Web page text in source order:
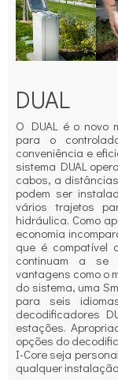
DUAL
O DUAL é o novo
para o
conveniência e
sistema DUAL
cabos, a
podem ser
vários trajetos
hidráulica. Como
economia
que é compatível
continuam a se
vantagens como o
do sistema, uma
para seis
decodificadores
estações.
opções do
I-Core seja
qualquer